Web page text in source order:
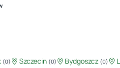
(0) Szczecin (0) Bydgoszcz (0)